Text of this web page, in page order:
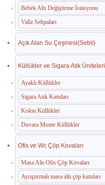
Bebek Altı Değiştirme İstasyonu
Valiz Sehpaları
Açık Alan Su Çeşmesi(Sebil)
Küllükler ve Sigara Atık Üniteleri
Ayaklı Küllükler
Sigara Atık Kutuları
Kolon Küllükler
Duvara Monte Küllükler
Ofis ve Wc Çöp Kovaları
Masa Altı Ofis Çöp Kovaları
Ayrıştırmalı masa altı çöp kutuları